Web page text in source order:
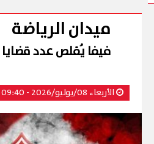
ميدان الرياضة
فيفا يُقلص عدد قضايا
الأربعاء 08/يوليو/2026 - 09:40 م